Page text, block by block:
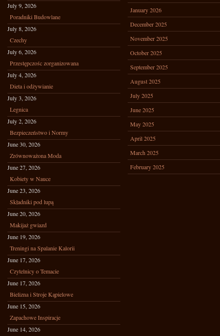
July 9, 2026
Poradniki Budowlane
July 8, 2026
Czechy
July 6, 2026
Przestępczośc zorganizowana
July 4, 2026
Dieta i odżywianie
July 3, 2026
Legnica
July 2, 2026
Bezpieczeństwo i Normy
June 30, 2026
Zrównoważona Moda
June 27, 2026
Kobiety w Nauce
June 23, 2026
Składniki pod lupą
June 20, 2026
Makijaż gwiazd
June 19, 2026
Treningi na Spalanie Kalorii
June 17, 2026
Czytelnicy o Temacie
June 17, 2026
Bielizna i Stroje Kąpielowe
June 15, 2026
Zapachowe Inspiracje
June 14, 2026
January 2026
December 2025
November 2025
October 2025
September 2025
August 2025
July 2025
June 2025
May 2025
April 2025
March 2025
February 2025